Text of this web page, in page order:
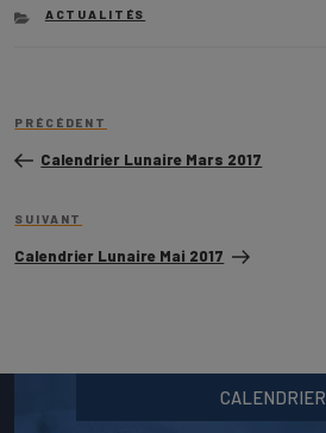
CATEGORIES
ACTUALITÉS
de
l’article
Article
PRÉCÉDENT
Calendrier Lunaire Mars 2017
Article
SUIVANT
Calendrier Lunaire Mai 2017
CALENDRIER